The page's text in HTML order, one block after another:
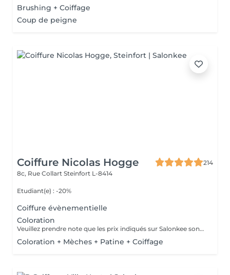
Brushing + Coiffage
Coup de peigne
Coiffure Nicolas Hogge
214
8c, Rue Collart Steinfort L-8414
Etudiant(e) : -20%
Coiffure évènementielle
Coloration
Veuillez prendre note que les prix indiqués sur Salonkee sont communiqués à titre informatif et s'entendent de base. Ces derniers sont susceptibles de varier selon le diagnostic réalisé à votre arrivée au salon et l'expertise du professionnel à qui vous confiez votre beauté. Dans tous les cas, un devis précis vous sera proposé et toutes réalisations de prestations seront effectuées avec votre accord. Un grand merci d'avance pour votre compréhension. Au plaisir de vous revoir très vite.
Coloration + Mèches + Patine + Coiffage